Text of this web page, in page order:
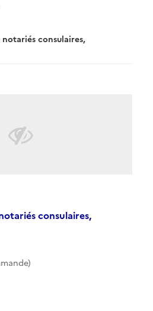
consulaires,
consulaires,